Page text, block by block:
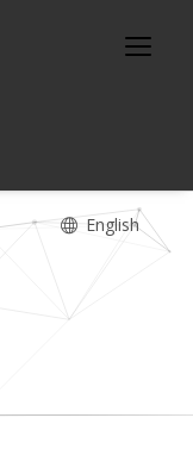
English